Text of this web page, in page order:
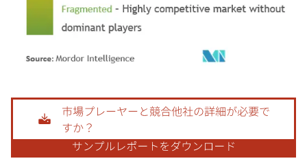
画像 © Mordor Intelligence。再利用にはCC BY 4.0の表示が必要です。